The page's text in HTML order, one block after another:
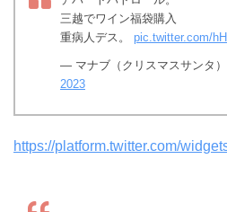
三越でワイン福袋購入
重病人デス。 pic.twitter.com/
— マナブ（クリスマスサンタ
2023
https://platform.twitter.com/